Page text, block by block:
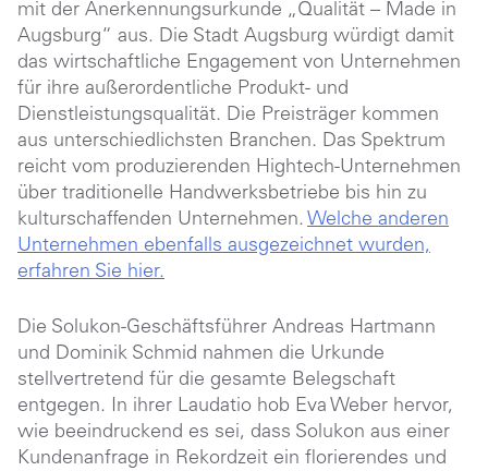
mit der Anerkennungsurkunde „Qualität – Made in
Augsburg“ aus. Die Stadt Augsburg würdigt damit
das wirtschaftliche Engagement von Unternehmen
für ihre außerordentliche Produkt- und
Dienstleistungsqualität. Die Preisträger kommen
aus unterschiedlichsten Branchen. Das Spektrum
reicht vom produzierenden Hightech-Unternehmen
über traditionelle Handwerksbetriebe bis hin zu
kulturschaffenden Unternehmen. Welche anderen
Unternehmen ebenfalls ausgezeichnet wurden,
erfahren Sie hier.
Die Solukon-Geschäftsführer Andreas Hartmann
und Dominik Schmid nahmen die Urkunde
stellvertretend für die gesamte Belegschaft
entgegen. In ihrer Laudatio hob Eva Weber hervor,
wie beeindruckend es sei, dass Solukon aus einer
Kundenanfrage in Rekordzeit ein florierendes und